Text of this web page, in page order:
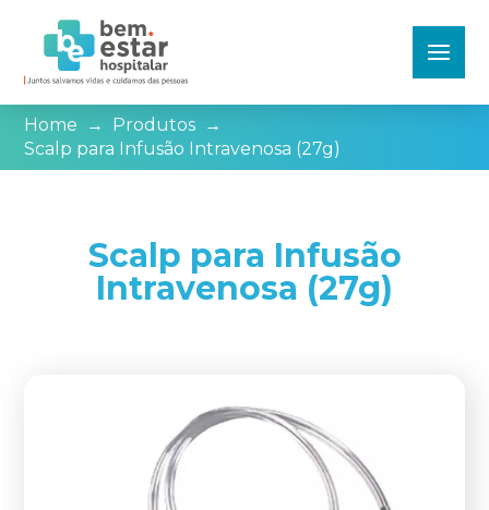
Home → Produtos →
Scalp para Infusão Intravenosa (27g)
Scalp para Infusão
Intravenosa (27g)